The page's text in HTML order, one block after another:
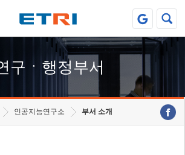
구ㆍ행정부서
인공지능연구소 부서 소개